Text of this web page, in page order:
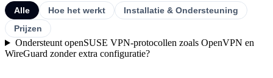
Alle Hoe het werkt
Installatie & Ondersteuning
Prijzen
Ondersteunt openSUSE VPN-protocollen zoals OpenVPN en
WireGuard zonder extra configuratie?